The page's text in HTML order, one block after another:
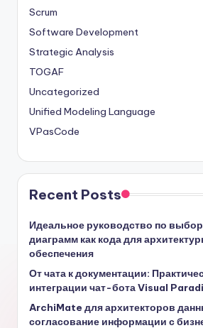
Scrum
Software Development
Strategic Analysis
TOGAF
Uncategorized
Unified Modeling Language
VPasCode
Recent Posts
Идеальное руководство по
диаграмм как кода для
обеспечения
От чата к документации:
интеграции чат-бота Visual
ArchiMate для архитекторов
согласование информации с